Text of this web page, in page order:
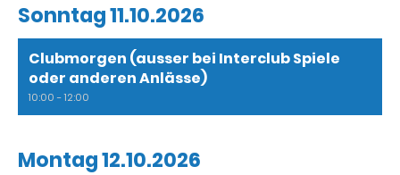
Sonntag 11.10.2026
Clubmorgen (ausser bei Interclub Spiele
oder anderen Anlässe)
10:00 - 12:00
Montag 12.10.2026